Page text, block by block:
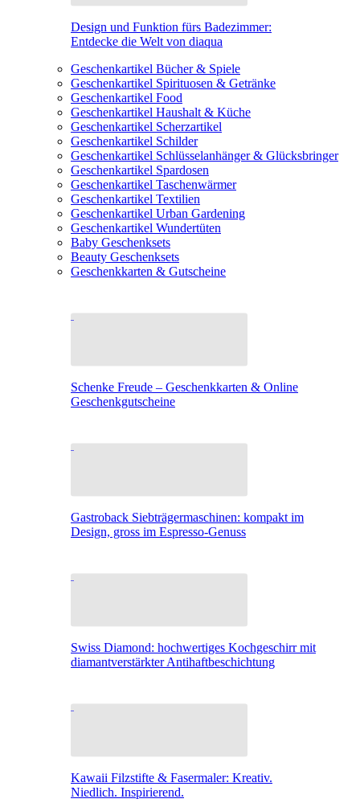
Design und Funktion fürs Badezimmer:
Entdecke die Welt von diaqua
Geschenkartikel Bücher & Spiele
Geschenkartikel Spirituosen & Getränke
Geschenkartikel Food
Geschenkartikel Haushalt & Küche
Geschenkartikel Scherzartikel
Geschenkartikel Schilder
Geschenkartikel Schlüsselanhänger & Glücksbringer
Geschenkartikel Spardosen
Geschenkartikel Taschenwärmer
Geschenkartikel Textilien
Geschenkartikel Urban Gardening
Geschenkartikel Wundertüten
Baby Geschenksets
Beauty Geschenksets
Geschenkkarten & Gutscheine
Schenke Freude – Geschenkkarten & Online
Geschenkgutscheine
Gastroback Siebträgermaschinen: kompakt im
Design, gross im Espresso-Genuss
Swiss Diamond: hochwertiges Kochgeschirr mit
diamantverstärkter Antihaftbeschichtung
Kawaii Filzstifte & Fasermaler: Kreativ.
Niedlich. Inspirierend.